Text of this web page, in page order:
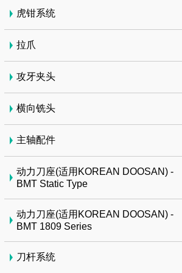
虎钳系统
拉爪
攻牙夹头
横向铣头
主轴配件
动力刀座(适用KOREAN DOOSAN) -
BMT Static Type
动力刀座(适用KOREAN DOOSAN) -
BMT 1809 Series
刀杆系统